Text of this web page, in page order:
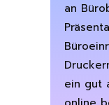
an
ein gut